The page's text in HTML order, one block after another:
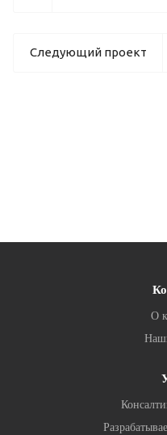
Следующий проект
О